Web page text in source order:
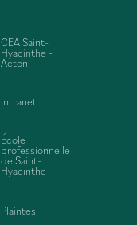
CEA Saint-
Hyacinthe -
Acton
Intranet
École
professionnelle
de Saint-
Hyacinthe
Plaintes